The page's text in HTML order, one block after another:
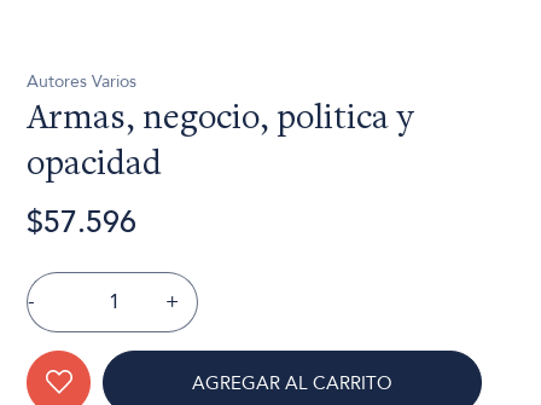
Autores Varios
Armas, negocio, politica y
opacidad
$57.596
- +
AGREGAR AL CARRITO